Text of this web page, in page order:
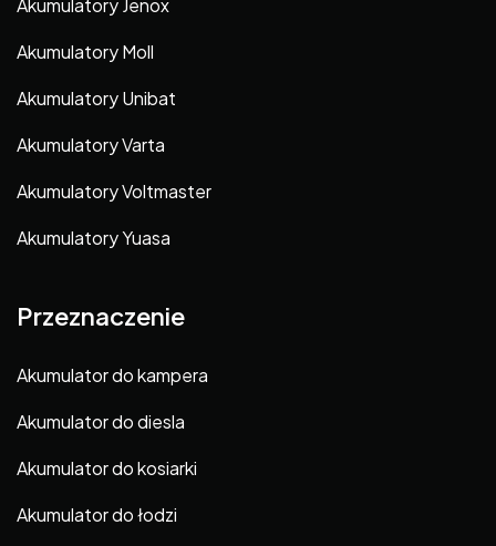
Akumulatory Moll
Akumulatory Unibat
Akumulatory Varta
Akumulatory Voltmaster
Akumulatory Yuasa
Przeznaczenie
Akumulator do kampera
Akumulator do diesla
Akumulator do kosiarki
Akumulator do łodzi